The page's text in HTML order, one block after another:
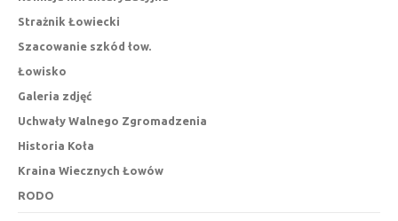
Strażnik Łowiecki
Szacowanie szkód łow.
Łowisko
Galeria zdjęć
Uchwały Walnego Zgromadzenia
Historia Koła
Kraina Wiecznych Łowów
RODO